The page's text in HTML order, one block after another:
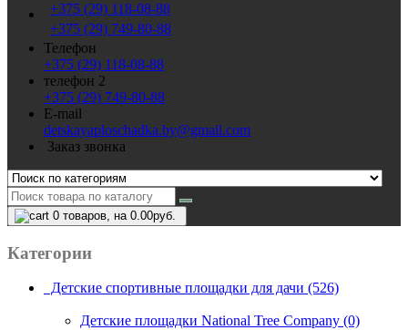
+375 (29) 118-08-88
+375 (29) 749-80-88
Телефон
+375 (29) 118-08-88
телефон 2
+375 (29) 749-80-88
E-mail
detskayaploschadka.by@gmail.com
Заказ звонка
0 товаров, на 0.00руб.
Категории
Детские спортивные площадки для дачи (526)
Детские площадки National Tree Company (0)